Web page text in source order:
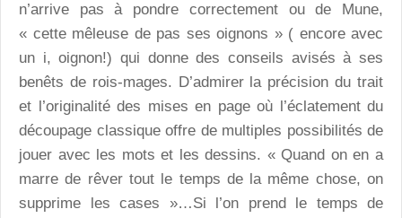
n’arrive pas à pondre correctement ou de Mune,
« cette mêleuse de pas ses oignons » ( encore avec
un i, oignon!) qui donne des conseils avisés à ses
benêts de rois-mages. D’admirer la précision du trait
et l’originalité des mises en page où l’éclatement du
découpage classique offre de multiples possibilités de
jouer avec les mots et les dessins. « Quand on en a
marre de rêver tout le temps de la même chose, on
supprime les cases »…Si l’on prend le temps de